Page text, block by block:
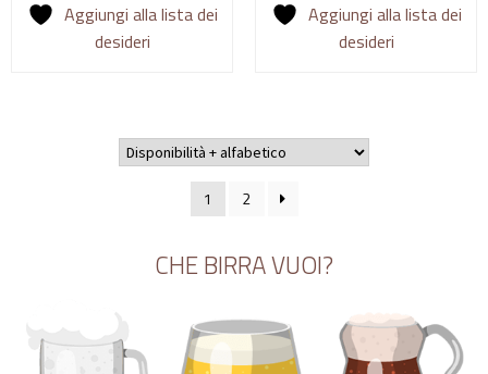
CHE BIRRA VUOI?
Aggiungi alla lista dei
desideri
Aggiungi alla lista dei
desideri
1 2